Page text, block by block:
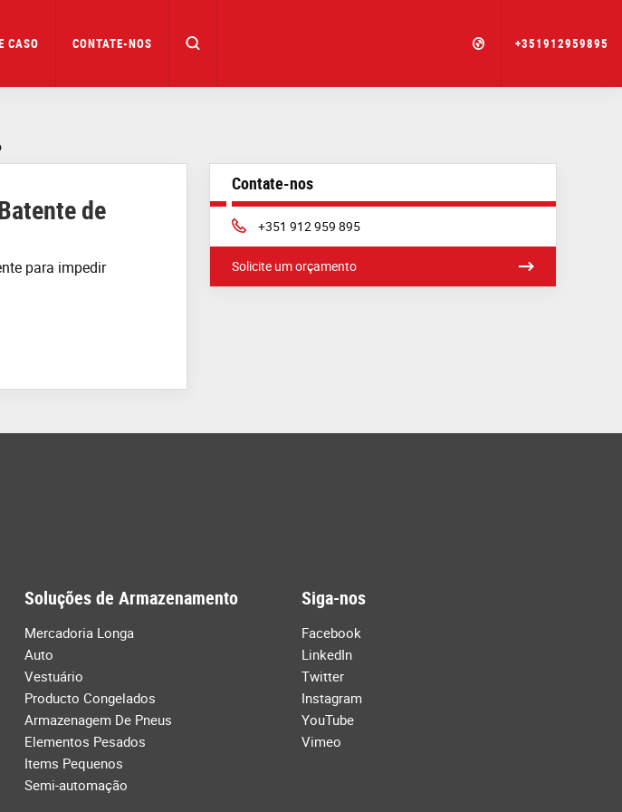
CASO CONTATE-NOS +351912959895
de
para impedir
Contate-nos
Phone:
+351 912 959 895
Solicite um orçamento
Soluções de Armazenamento
Mercadoria Longa
Auto
Vestuário
Producto Congelados
Armazenagem De Pneus
Elementos Pesados
Items Pequenos
Semi-automação
Siga-nos
Facebook
LinkedIn
Twitter
Instagram
YouTube
Vimeo